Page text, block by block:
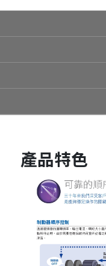
產品特色